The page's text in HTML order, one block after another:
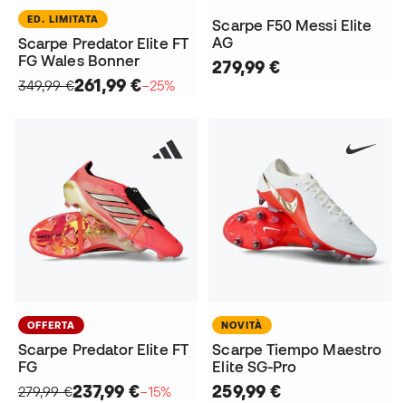
ED. LIMITATA
Scarpe Predator Elite FT
FG Wales Bonner
349,99 €261,99 €−25%
Scarpe F50 Messi Elite
AG
279,99 €
OFFERTA
Scarpe Predator Elite FT
FG
279,99 €237,99 €−15%
NOVITÀ
Scarpe Tiempo Maestro
Elite SG-Pro
259,99 €